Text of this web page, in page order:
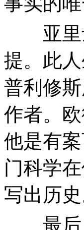
亚里士
提。此
普利修
作者。
他是有
门科学
写出历
最后